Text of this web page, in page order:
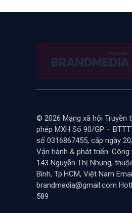
© 2026 Mạng xã hội Truyền
phép MXH Số 90/GP –
số 0316867455, cấp ngày
Vận hành & phát triển:
143 Nguyễn Thị Nhung,
Bình, Tp.HCM, Việt Nam
brandmedia@gmail.com
589